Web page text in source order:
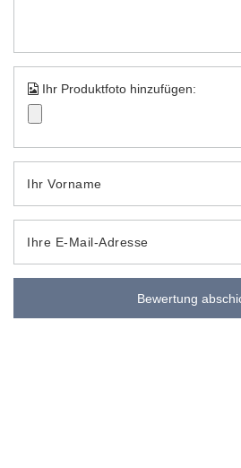
Ihr Produktfoto hinzufügen:
Ihr Vorname
Ihre E-Mail-Adresse
Bewertung